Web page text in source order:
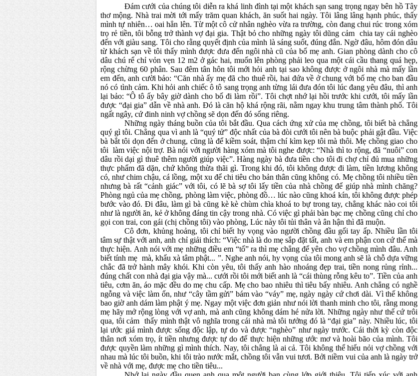
Đám cưới của chúng tôi diễn ra khá linh đình tại một khách sạn sang trọng ngay bên hồ Tây
thơ mộng. Nhà trai mời tới mấy trăm quan khách, ăn suốt hai ngày. Tôi lâng lâng hạnh phúc, thấy
mình tự nhiên… oai hẳn lên. Từ một cô cử nhân nghèo vừa ra trường, còn đang chui rúc trong xóm
trọ rẻ tiền, tôi bỗng trở thành vợ đại gia. Thật bỏcho những ngày tôi dũng cảm chia tay cái nghèo
đến với giàu sang. Tôi cho rằng quyết định của mình là sáng suốt, đúng đắn. Ngờ đâu, hôm đón dâu
từ khách sạn về tôi thấy mình được đưa đến ngôi nhà cũ của bố mẹ anh. Gian phòng dành cho cô
dâu chú rể chỉ vỏn vẹn 12 m2 ở gác hai, muốn lên phòng phải leo qua một cái cầu thang quá hẹp,
rộng chừng 60 phân. Sau đêm tân hôn tôi mới hỏi anh tại sao không được ở ngôi nhà mà mấy lần
em đến, anh cười bảo: “Căn nhà ấy mẹ đã cho thuê rồi, hai đứa về ở chung với bố mẹ cho ban đầu
nó có tình cảm. Khi hỏi anh chiếc ô tô sang trọng anh từng lái đưa đón tôi lúc đang yêu đâu, thì anh
lại bảo: “Ô tô ấy bây giờ dành cho bố đi làm rồi”. Tôi chợt nhớ lại hồi trước khi cưới, tôi mấy lần
được “đại gia” dẫn về nhà anh. Đó là căn hộ khá rộng rãi, nằm ngay khu trung tâm thành phố. Tôi
ngất ngây, cứ đinh ninh vợ chồng sẽ dọn đến đó sống riêng.
Những ngày tháng buồn của tôi bắt đầu. Qua cách ứng xử của mẹ chồng, tôi biết bà chẳng
quý gì tôi. Chẳng qua vì anh là “quý tử” độc nhất của bà đòi cưới tôi nên bà buộc phải gật đầu. Việc
bà bắt tôi dọn đến ở chung, cũng là để kiềm soát, thậm chí kìm kẹp tôi mà thôi. Mẹ chồng giao cho
tôi làm việc nội trợ. Bà nói với người hàng xóm mà tôi nghe được: “Nhà thì to rộng, đã “nuôi” con
dâu rồi dại gì thuê thêm người giúp việc”. Hàng ngày bà đưa tiền cho tôi đi chợ chỉ đủ mua những
thực phẩm đã dặn, chứ không thừa thãi gì. Trong khi đó, tôi không được đi làm, tiền lương không
có, như chim chậu, cá lồng, một xu để chi tiêu cho bản thân cũng không có. Mẹ chồng tôi nhiều tiền
nhưng bà rất “cảnh giác” với tôi, có lẽ bà sợ tôi lấy tiền của nhà chồng để giúp nhà mình chăng?
Phòng ngủ của mẹ chồng, phòng làm việc, phòng đồ… lúc nào cũng khoá kín, tôi không được phép
bước vào đó. Đi đâu, làm gì bà cũng kè kè chùm chìa khoá to bự trong tay, chẳng khác nào coi tôi
như là người ăn, kẻ ở không đáng tin cậy trong nhà. Có việc gì phải bàn bạc mẹ chồng cũng chỉ cho
gọi con trai, con gái (chị chồng tôi) vào phòng, Lúc này tôi tủi thân và ân hận thì đã muộn.
Cô đơn, khủng hoảng, tôi chỉ biết hy vọng vào người chồng đầu gối tay ấp. Nhiều lần tôi
tâm sự thật với anh, anh chỉ giải thích: “Việc nhà là do mẹ sắp đặt tất, anh và em phận con cứ thế mà
thực hiện. Anh nói với mẹ những điều em “tố” ra thì mẹ chẳng để yên cho vợ chồng mình đâu. Anh
biết tính mẹ mà, khẩu xà tâm phật... ”. Nghe anh nói, hy vọng của tôi mong anh sẽ là chỗ dựa vững
chắc đã trở hành mây khói. Khi còn yêu, tôi thấy anh hào nhoáng đẹp trai, tiền nong rủng rỉnh...
đúng chất con nhà đại gia vậy mà... cưới rồi tôi mới biết anh là “cái thùng rỗng kêu to”. Tiền của anh
tiêu, cơm ăn, áo mặc đều do mẹ chu cấp. Mẹ cho bao nhiêu thì tiêu bấy nhiêu. Anh chẳng có nghề
ngỗng và việc làm ổn, như “cây tầm gửi” bám vào “váy” mẹ, ngày ngày cứ chơi dài. Vì thế không
bao giờ anh dám làm phật ý mẹ. Ngay một việc đơn giản như nói lời thanh minh cho tôi, rằng mong
mẹ hãy mở rộng lòng với vợ anh, mà anh cũng không dám hé nửa lời. Những ngày như thế cứ trôi
qua, tôi cảm thấy mình thật vô nghĩa trong cái nhà mà tôi tưởng đó là “đại gia” này. Nhiều lúc, tôi
lại ước giá mình được sống độc lập, tự do và được “nghèo” như ngày trước. Cái thời kỳ còn độc
thân nơi xóm trọ, ít tiền nhưng được tự do để thực hiện những ước mơ và hoài bão của mình. Tôi
được quyền làm những gì mình thích. Nay, tôi chẳng là ai cả. Tôi không thể hiểu nỏi vợ chồng với
nhau mà lúc tôi buồn, khi tôi trào nước mắt, chồng tôi vẫn vui tươi. Bởi niềm vui của anh là ngày trở
về nhà với mẹ, được mẹ cho tiền tiêu...